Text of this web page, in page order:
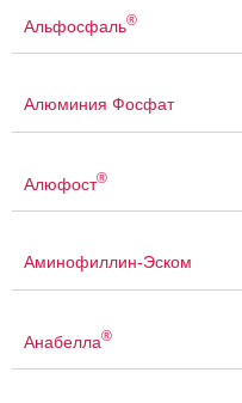
Альфосфаль®
Алюминия Фосфат
Алюфост®
Аминофиллин-Эском
Анабелла®